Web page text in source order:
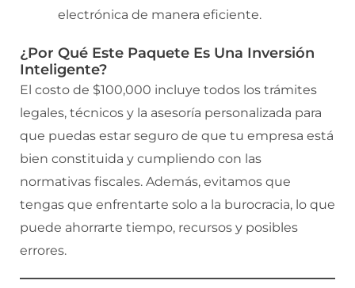
electrónica de manera eficiente.
¿Por Qué Este Paquete Es Una Inversión
Inteligente?
El costo de $100,000 incluye todos los trámites
legales, técnicos y la asesoría personalizada para
que puedas estar seguro de que tu empresa está
bien constituida y cumpliendo con las
normativas fiscales. Además, evitamos que
tengas que enfrentarte solo a la burocracia, lo que
puede ahorrarte tiempo, recursos y posibles
errores.